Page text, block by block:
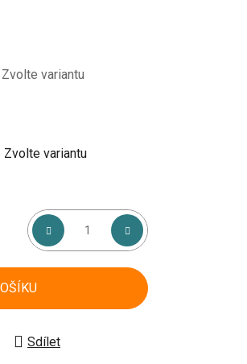
Zvolte variantu
Zvolte variantu
Sdílet